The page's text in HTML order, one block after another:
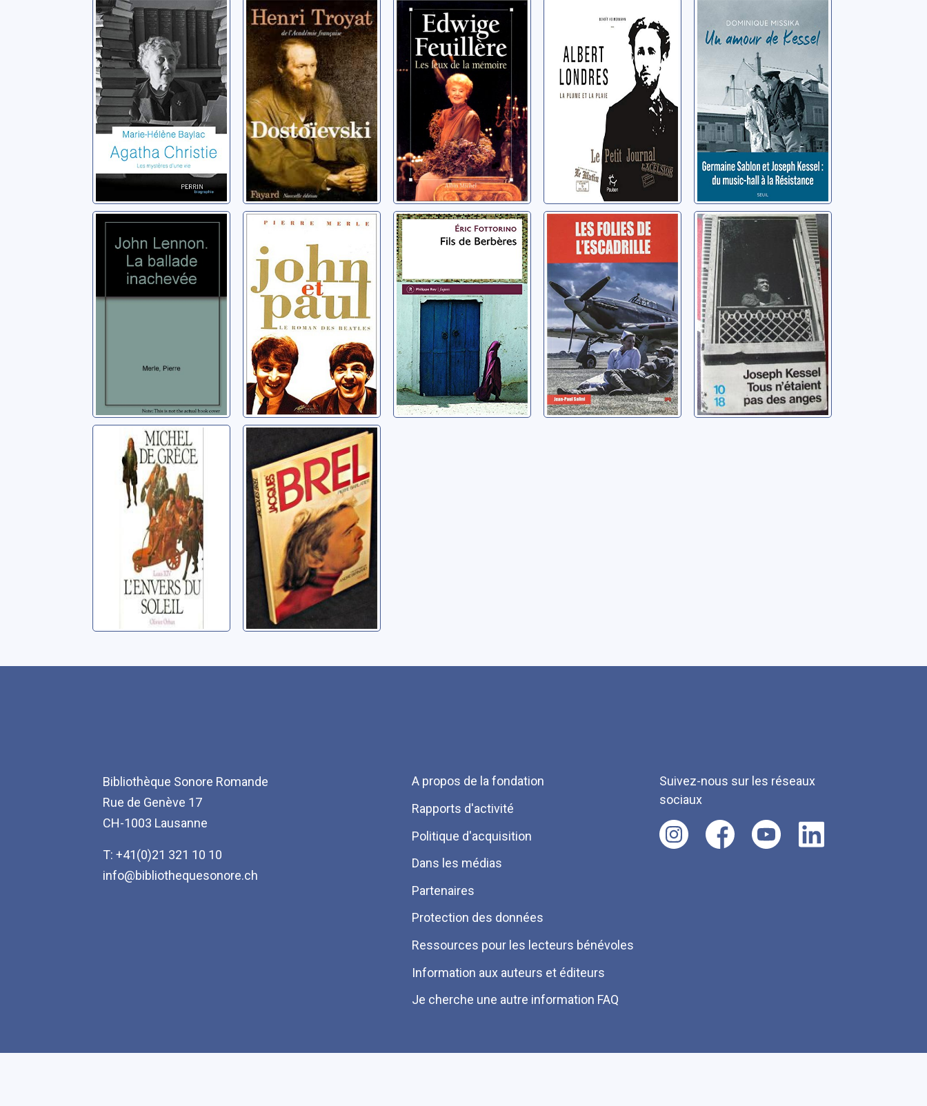
Agatha Christie:
les mystères
d'une vie
Baylac, Marie-Hélène
Dostoïevski
Troyat, Henri
Les feux de la
mémoire
Feuillère, Edwige
la plume et la
plaie
Heimermann, Benoît
Kessel
Missika, Dominique
John Lennon: la
ballade
inachevée
Merle, Pierre
John et Paul: le
roman des
Beatles
Merle, Pierre
Fils de Berbères
Fottorino, Eric
Les folies de
l'escadrille
Salini, Jean-Paul
Tous n'étaient
pas des anges
Kessel, Joseph
Louis XIV:
l'envers du Soleil
Michel (prince de
Grèce ; 1939-....)
Jacques Brel
Barlatier, Pierre
Bibliothèque Sonore Romande
Rue de Genève 17
CH-1003 Lausanne
T: +41(0)21 321 10 10
info@bibliothequesonore.ch
Menu
Pied
de
page
A propos de la fondation
Rapports d'activité
Politique d'acquisition
Dans les médias
Partenaires
Protection des données
Ressources pour les lecteurs bénévoles
Information aux auteurs et éditeurs
Je cherche une autre information FAQ
Suivez-nous sur les réseaux
sociaux